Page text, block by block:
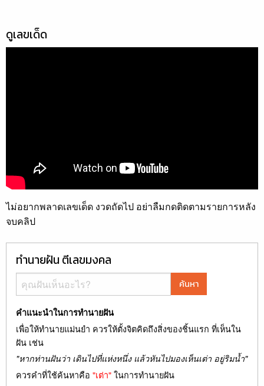
ดูเลขเด็ด
ไม่อยากพลาดเลขเด็ด งวดถัดไป อย่าลืมกดติดตามรายการหลัง
จบคลิป
ทำนายฝัน ตีเลขมงคล
ค้นหา
คำแนะนำในการทำนายฝัน
เพื่อให้ทำนายแม่นยำ ควรให้ตั้งจิตคิดถึงสิ่งของชิ้นแรก ที่เห็นใน
ฝัน เช่น
"หากท่านฝันว่า เดินไปที่แห่งหนึ่ง แล้วหันไปมองเห็นเต่า อยู่ริมน้ำ"
ควรคำที่ใช้ค้นหาคือ "เต่า"ในการทำนายฝัน